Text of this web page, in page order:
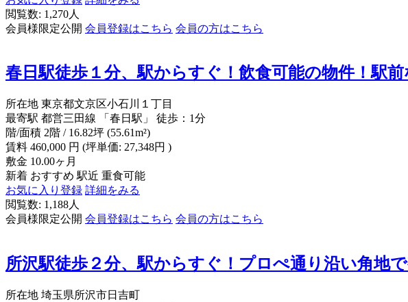
閲覧数: 1,270人
会員様限定公開 会員登録はこちら 会員の方はこちら
春日駅徒歩１分、駅からすぐ！飲食可能の物件！駅
所在地 東京都文京区小石川１丁目
最寄駅 都営三田線 「春日駅」 徒歩：1分
階/面積 2階 / 16.82坪 (55.61m²)
賃料 460,000 円 (坪単価: 27,348円 )
敷金 10.00ヶ月
新着 おすすめ 駅近 重食可能
お気に入り登録 詳細をみる
閲覧数: 1,188人
会員様限定公開 会員登録はこちら 会員の方はこちら
所沢駅徒歩２分、駅からすぐ！プロぺ通り沿い角地
所在地 埼玉県所沢市日吉町